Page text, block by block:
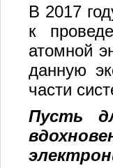
В 2017
к
атомной
данную
части
Пусть